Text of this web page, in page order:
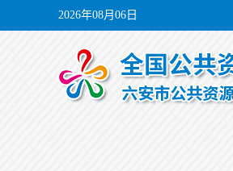
2026年08月06日